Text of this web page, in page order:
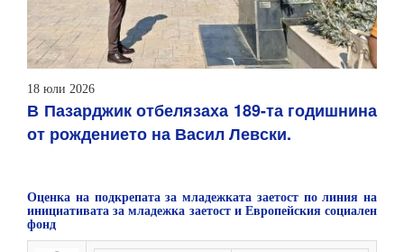
18 юли 2026
В Пазарджик отбелязаха 189-та годишнина
от рождението на Васил Левски.
Оценка на подкрепата за младежката заетост по линия на
инициативата за младежка заетост и Европейския социален
фонд